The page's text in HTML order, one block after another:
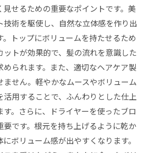
見せるための重要なポイントです。美
技術を駆使し、自然な立体感を作り出
。トップにボリュームを持たせるため
ットが効果的で、髪の流れを意識した
められます。また、適切なヘアケア製
ません。軽やかなムースやボリューム
活用することで、ふんわりとした仕上
。さらに、ドライヤーを使ったブロ
要です。根元を持ち上げるように乾か
ボリューム感が出やすくなります。